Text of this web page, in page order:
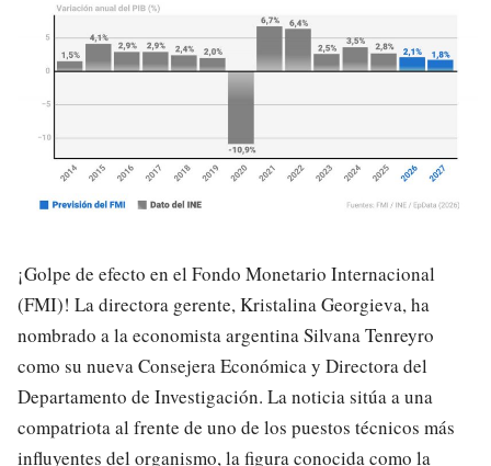
¡Golpe de efecto en el Fondo Monetario Internacional
(FMI)! La directora gerente, Kristalina Georgieva, ha
nombrado a la economista argentina Silvana Tenreyro
como su nueva Consejera Económica y Directora del
Departamento de Investigación. La noticia sitúa a una
compatriota al frente de uno de los puestos técnicos más
influyentes del organismo, la figura conocida como la